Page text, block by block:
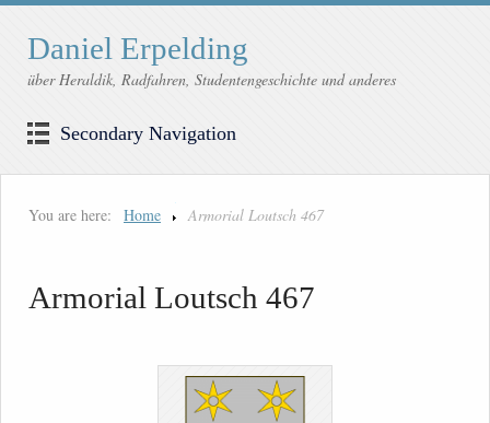
Daniel Erpelding
über Heraldik, Radfahren, Studentengeschichte und anderes
Secondary Navigation
You are here: Home Armorial Loutsch 467
Armorial Loutsch 467